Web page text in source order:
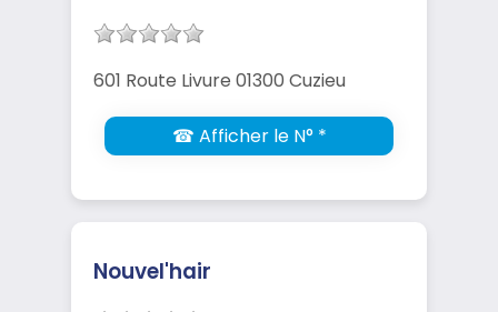
601 Route Livure 01300 Cuzieu
☎ Afficher le N° *
Nouvel'hair